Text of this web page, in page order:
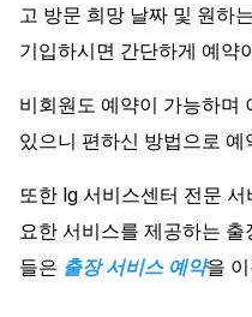
고 방문 희망 날짜 및 원하
기입하시면 간단하게 예약
비회원도 예약이 가능하며
있으니 편하신 방법으로 예
또한 lg 서비스센터 전문
요한 서비스를 제공하는
들은 출장 서비스 예약을